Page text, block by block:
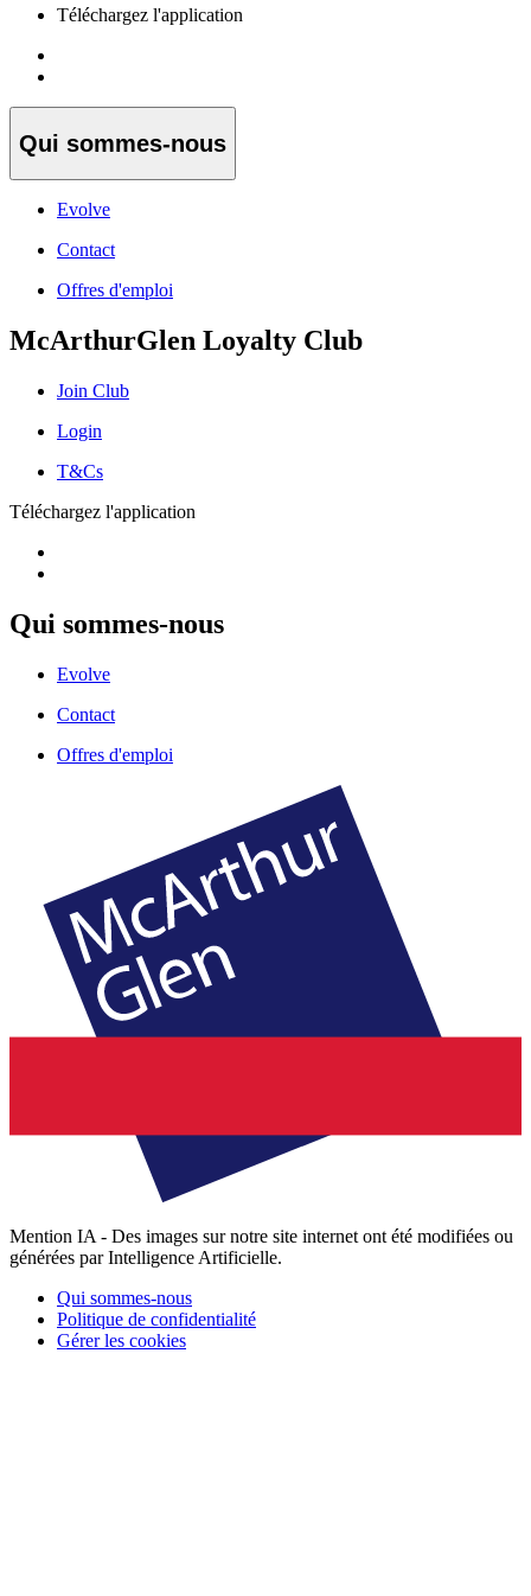
Téléchargez l'application
Qui sommes-nous
Evolve
Contact
Offres d'emploi
McArthurGlen Loyalty Club
Join Club
Login
T&Cs
Téléchargez l'application
Qui sommes-nous
Evolve
Contact
Offres d'emploi
Mention IA - Des images sur notre site internet ont été modifiées ou
générées par Intelligence Artificielle.
Qui sommes-nous
Politique de confidentialité
Gérer les cookies